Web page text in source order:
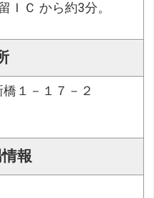
Ｃ から約3分。
１－１７－２
報